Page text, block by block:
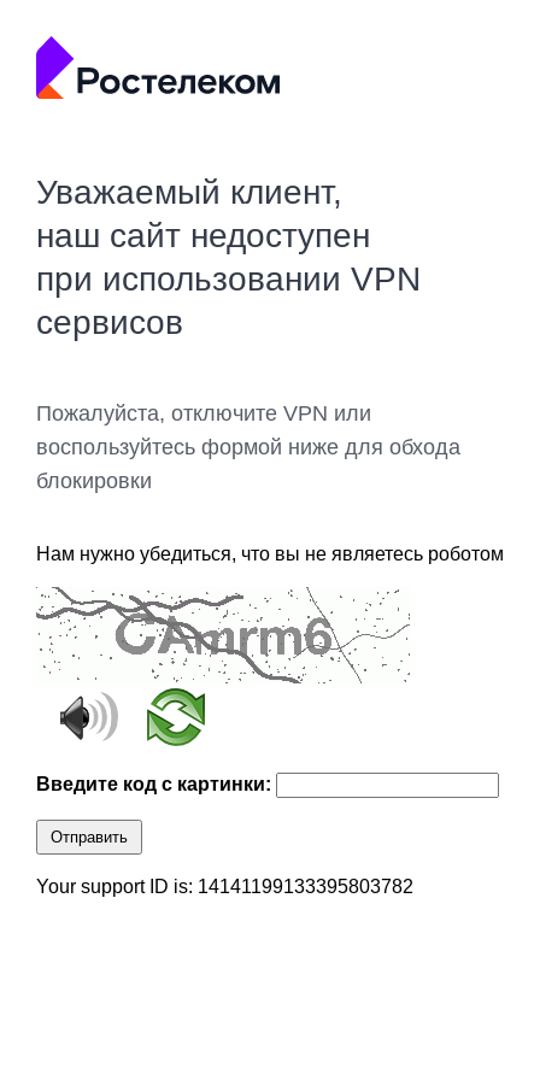
Уважаемый клиент,
наш сайт недоступен
при использовании VPN
сервисов
Пожалуйста, отключите VPN или
воспользуйтесь формой ниже для обхода
блокировки
Нам нужно убедиться, что вы не являетесь роботом
Введите код с картинки:
Отправить
Your support ID is: 14141199133395803782